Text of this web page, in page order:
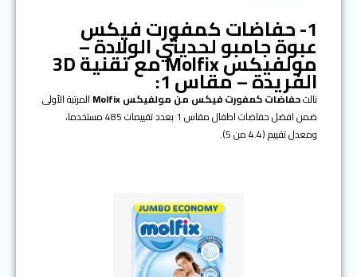
1- حفاضات كمفورت فيكس
عبوة جامبو لحديثي الولادة –مولفيكس Molfix مع تقنية 3D الفريدة – مقاس 1:
نالتحفاضات كمفورت فيكس من مولفيكس Molfix
المرتبة الأولى
ضمن افضل حفاضات اطفال مقاس 1 بعدد تقييمات 485 مستخدما،
ومعدل تقييم (4.4 من 5).